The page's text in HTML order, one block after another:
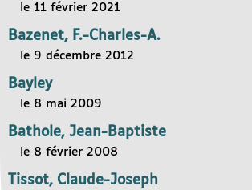
le 11 février 2021
Bazenet, F.-Charles-A.
le 9 décembre 2012
Bayley
le 8 mai 2009
Bathole, Jean-Baptiste
le 8 février 2008
Tissot, Claude-Joseph